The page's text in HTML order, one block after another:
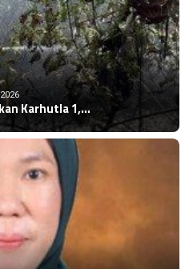
Karhutla 1,…